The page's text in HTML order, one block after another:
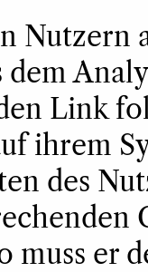
Nutzern
Link
ihrem
des
muss